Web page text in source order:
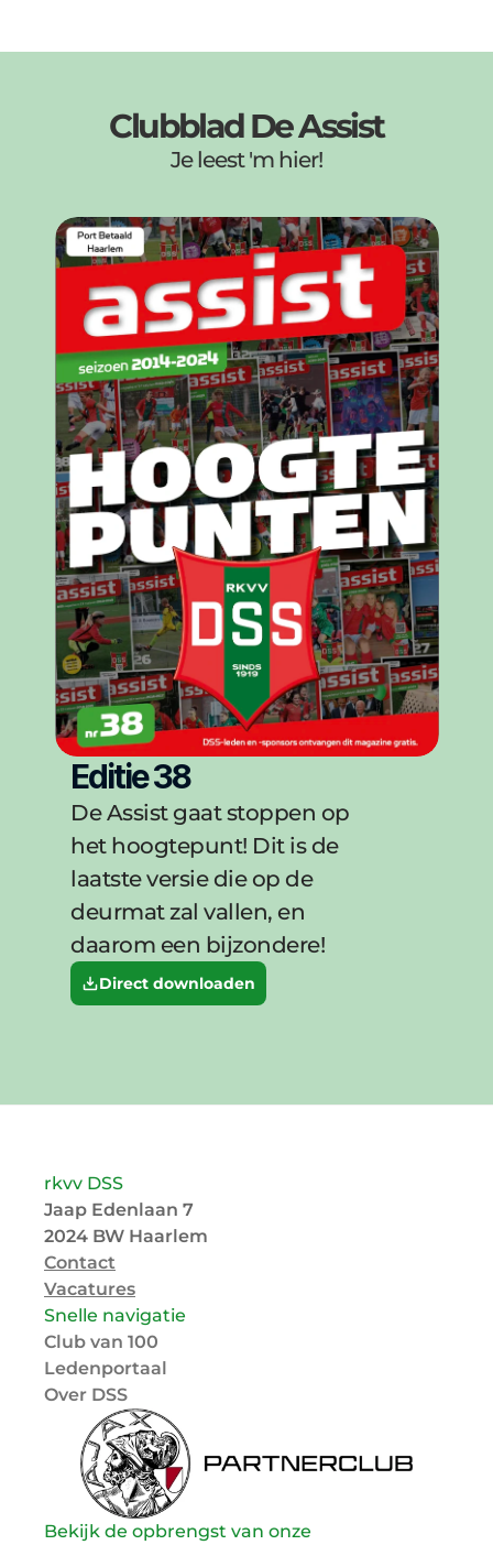
Clubblad De Assist
Je leest 'm hier!
Editie 38
De Assist gaat stoppen op
het hoogtepunt! Dit is de
laatste versie die op de
deurmat zal vallen, en
daarom een bijzondere!
Direct downloaden
rkvv DSS
Jaap Edenlaan 7
2024 BW Haarlem
Contact
Vacatures
Snelle navigatie
Club van 100
Ledenportaal
Over DSS
Bekijk de opbrengst van onze